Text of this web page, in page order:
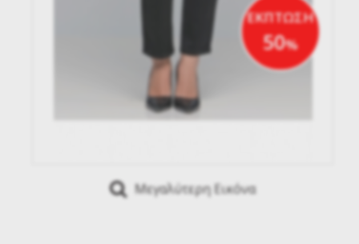
ΕΚΠΤΩΣΗ
50%
Μεγαλύτερη Εικόνα